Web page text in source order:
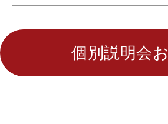
個別説明会